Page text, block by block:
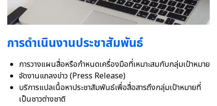
การดำเนินงานประชาสัมพันธ์
การวางแผนสื่อหรือกำหนดเครื่องมือที่เหมาะสมกับกลุ่มเป้าหมาย
จัดงานแถลงข่าว (Press Release)
บริการแปลเนื้อหาประชาสัมพันธ์เพื่อสื่อสารถึงกลุ่มเป้าหมายที่
เป็นชาวต่างชาติ